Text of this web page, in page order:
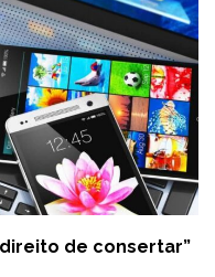
de consertar”